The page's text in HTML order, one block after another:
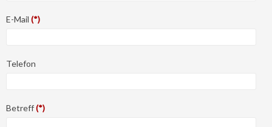
E-Mail (*)
Telefon
Betreff(*)